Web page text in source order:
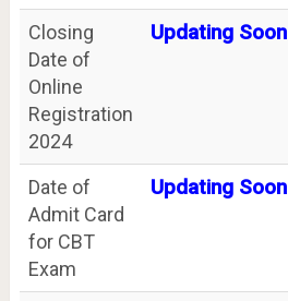
Closing
Date of
Online
Registration
2024
Updating Soon
Date of
Admit Card
for CBT
Exam
Updating Soon